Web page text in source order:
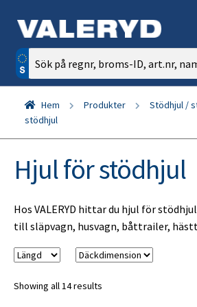
Sök
efter:
Hem Produkter Stödhjul /
stödhjul
Hjul för stödhjul
Hos VALERYD hittar du hjul för
till släpvagn, husvagn, båttrailer,
skadat eller inte längre rullar som det
Showing all 14 results